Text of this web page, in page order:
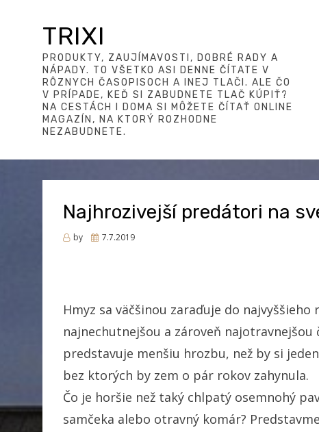
TRIXI
PRODUKTY, ZAUJÍMAVOSTI, DOBRÉ RADY A
NÁPADY. TO VŠETKO ASI DENNE ČÍTATE V
RÔZNYCH ČASOPISOCH A INEJ TLAČI. ALE ČO
V PRÍPADE, KEĎ SI ZABUDNETE TLAČ KÚPIŤ?
NA CESTÁCH I DOMA SI MÔŽETE ČÍTAŤ ONLINE
MAGAZÍN, NA KTORÝ ROZHODNE
NEZABUDNETE.
Najhrozivejší predátori na
by
Posted
7.7.2019
Hmyz sa väčšinou zaraďuje do
najnechutnejšou a zároveň najotravnejšou
predstavuje menšiu hrozbu, než by si
bez ktorých by zem o pár rokov zahynula.
Čo je horšie než taký chlpatý osemnohý
samčeka alebo otravný komár?